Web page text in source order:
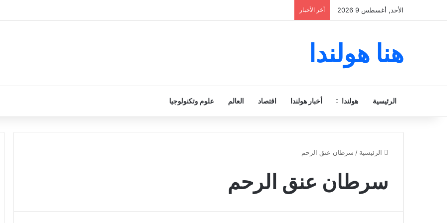
الأحد, أغسطس 9 2026 أخر الأخبار
هنا هولندا
الرئيسية هولندا أخبار هولندا اقتصاد العالم علوم وتكنولوجيا
الرئيسية / سرطان عنق الرحم
سرطان عنق الرحم